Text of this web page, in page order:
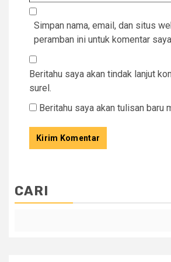
Simpan nama, email, dan situs
peramban ini untuk komentar
Beritahu saya akan tindak lanjut
surel.
Beritahu saya akan tulisan baru
CARI